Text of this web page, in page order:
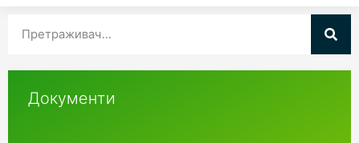
Документи